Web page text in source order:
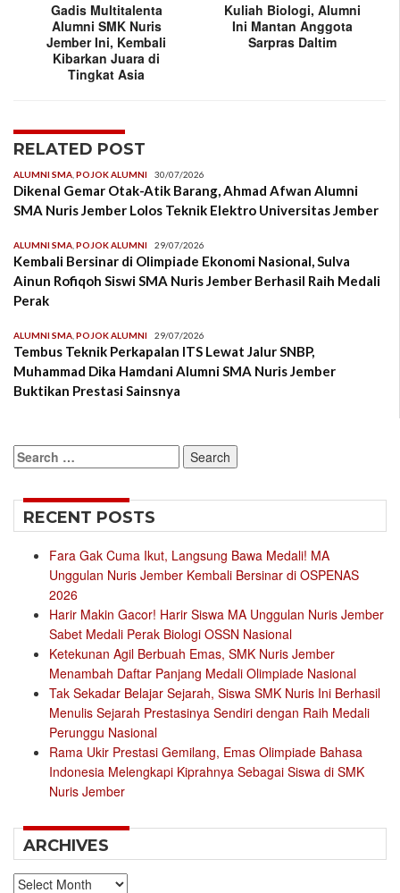
Gadis Multitalenta
Alumni SMK Nuris
Jember Ini, Kembali
Kibarkan Juara di
Tingkat Asia
Kuliah Biologi, Alumni
Ini Mantan Anggota
Sarpras Daltim
RELATED POST
ALUMNI SMA POJOK ALUMNI 30/07/2026
Dikenal Gemar Otak-Atik Barang, Ahmad Afwan Alumni
SMA Nuris Jember Lolos Teknik Elektro Universitas Jember
ALUMNI SMA POJOK ALUMNI 29/07/2026
Kembali Bersinar di Olimpiade Ekonomi Nasional, Sulva
Ainun Rofiqoh Siswi SMA Nuris Jember Berhasil Raih Medali
Perak
ALUMNI SMA POJOK ALUMNI 29/07/2026
Tembus Teknik Perkapalan ITS Lewat Jalur SNBP,
Muhammad Dika Hamdani Alumni SMA Nuris Jember
Buktikan Prestasi Sainsnya
Search
for:
RECENT POSTS
Fara Gak Cuma Ikut, Langsung Bawa Medali! MA
Unggulan Nuris Jember Kembali Bersinar di OSPENAS
2026
Harir Makin Gacor! Harir Siswa MA Unggulan Nuris Jember
Sabet Medali Perak Biologi OSSN Nasional
Ketekunan Agil Berbuah Emas, SMK Nuris Jember
Menambah Daftar Panjang Medali Olimpiade Nasional
Tak Sekadar Belajar Sejarah, Siswa SMK Nuris Ini Berhasil
Menulis Sejarah Prestasinya Sendiri dengan Raih Medali
Perunggu Nasional
Rama Ukir Prestasi Gemilang, Emas Olimpiade Bahasa
Indonesia Melengkapi Kiprahnya Sebagai Siswa di SMK
Nuris Jember
ARCHIVES
Archives